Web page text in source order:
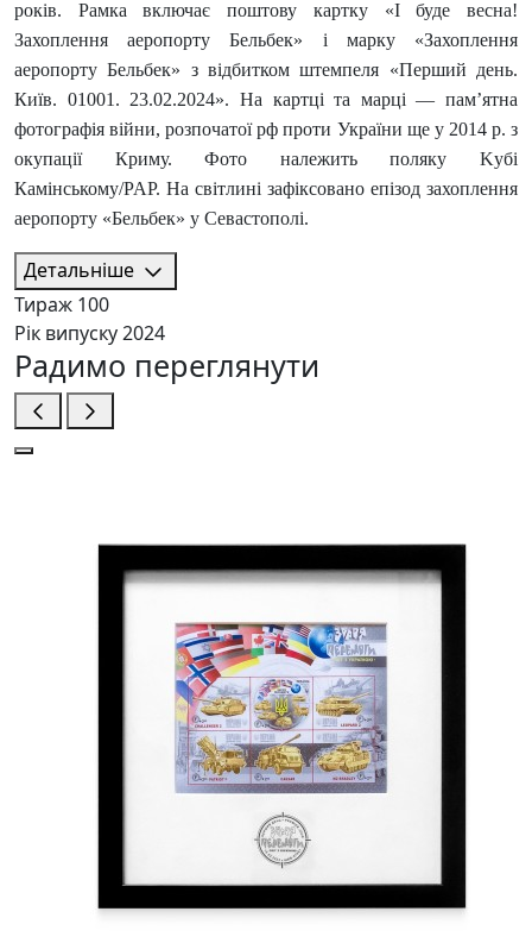
років. Рамка включає поштову картку «І буде весна!
Захоплення аеропорту Бельбек» і марку «Захоплення
аеропорту Бельбек» з відбитком штемпеля «Перший день.
Київ. 01001. 23.02.2024». На картці та марці — пам’ятна
фотографія війни, розпочатої рф проти України ще у 2014 р. з
окупації Криму. Фото належить поляку Kубі
Камінському/PAP. На світлині зафіксовано епізод захоплення
аеропорту «Бельбек» у Севастополі.
Детальніше
Тираж 100
Рік випуску2024
Радимо переглянути